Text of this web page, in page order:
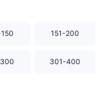
151-200
301-400